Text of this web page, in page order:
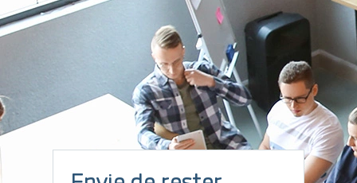
← ARTICLES PLUS ANCIENS
ARTICLES PLUS RÉCENTS →
20 ANS
d’expertise pour vous accompagner, du diagnostic à la mise en